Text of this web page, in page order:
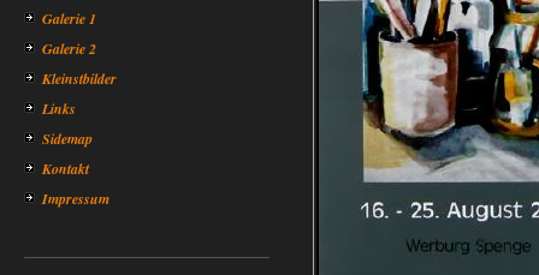
Galerie 1
Galerie 2
Kleinstbilder
Links
Sidemap
Kontakt
Impressum